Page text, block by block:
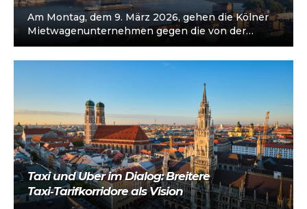
Am Montag, dem 9. März 2026, gehen die Kölner
Mietwagenunternehmen gegen die von der
Stadtverwaltung geplanten Mindestpreise für
Mietwagen-Fahrdienste auf…
Taxi und Uber im Dialog: Breitere
Taxi‑Tarifkorridore als Vision